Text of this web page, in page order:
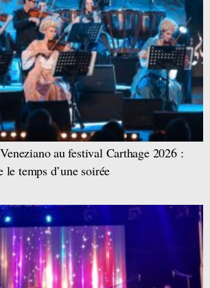
au festival Carthage 2026 :
le temps d’une soirée